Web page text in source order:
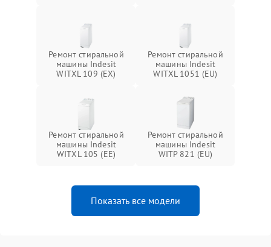
Ремонт стиральной
машины Indesit
WITXL 109 (EX)
Ремонт стиральной
машины Indesit
WITXL 1051 (EU)
Ремонт стиральной
машины Indesit
WITXL 105 (EE)
Ремонт стиральной
машины Indesit
WITP 821 (EU)
Показать все модели